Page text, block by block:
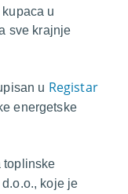
u
sve krajnje
u Registar
energetske
toplinske
d.o.o., koje je